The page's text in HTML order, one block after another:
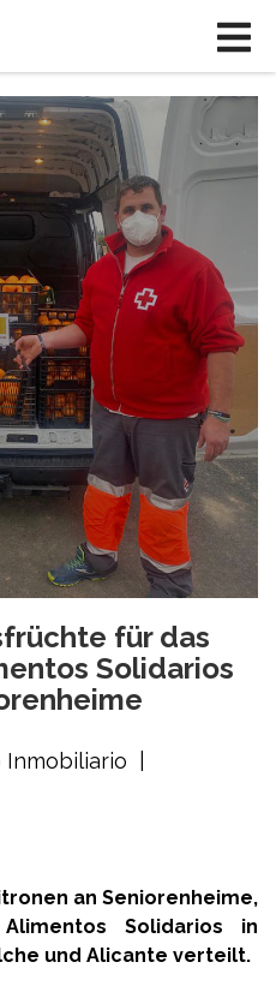
für das
Solidarios
Inmobiliario
an Seniorenheime,
Solidarios in
und Alicante verteilt.